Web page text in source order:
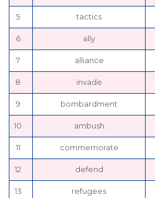
5 tactics
6 ally
7 alliance
8 invade
9 bombardment
10 ambush
11 commemorate
12 defend
13 refugees